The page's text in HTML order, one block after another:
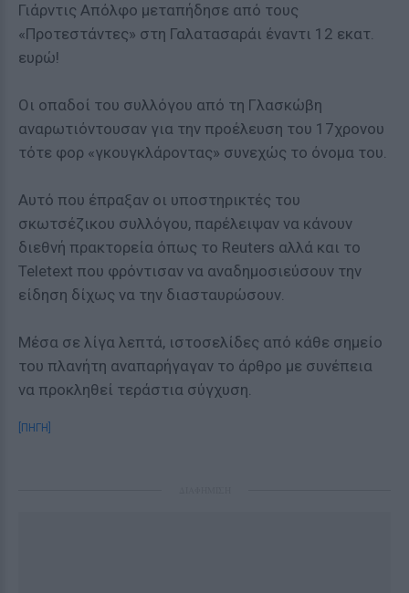
Γιάρντις Απόλφο μεταπήδησε από τους
«Προτεστάντες» στη Γαλατασαράι έναντι 12 εκατ.
ευρώ!
Οι οπαδοί του συλλόγου από τη Γλασκώβη
αναρωτιόντουσαν για την προέλευση του 17χρονου
τότε φορ «γκουγκλάροντας» συνεχώς το όνομα του.
Αυτό που έπραξαν οι υποστηρικτές του
σκωτσέζικου συλλόγου, παρέλειψαν να κάνουν
διεθνή πρακτορεία όπως το Reuters αλλά και το
Teletext που φρόντισαν να αναδημοσιεύσουν την
είδηση δίχως να την διασταυρώσουν.
Μέσα σε λίγα λεπτά, ιστοσελίδες από κάθε σημείο
του πλανήτη αναπαρήγαγαν το άρθρο με συνέπεια
να προκληθεί τεράστια σύγχυση.
[ΠΗΓΗ]